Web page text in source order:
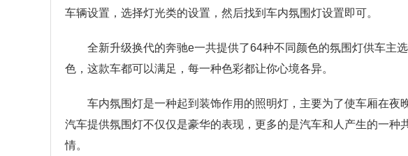
车辆设置，选择灯光类的设置，然后找到车内氛围灯设置即可。
全新升级换代的奔驰e一共提供了64种不同颜色的氛围灯供车主
色，这款车都可以满足，每一种色彩都让你心境各异。
车内氛围灯是一种起到装饰作用的照明灯，主要为了使车厢在夜
汽车提供氛围灯不仅仅是豪华的表现，更多的是汽车和人产生的一种
情。